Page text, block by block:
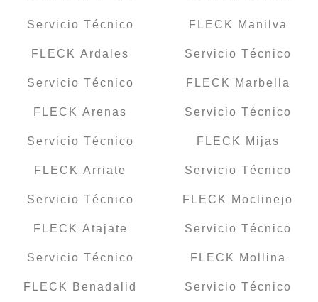
Servicio Técnico
FLECK Ardales
Servicio Técnico
FLECK Arenas
Servicio Técnico
FLECK Arriate
Servicio Técnico
FLECK Atajate
Servicio Técnico
FLECK Benadalid
FLECK Manilva
Servicio Técnico
FLECK Marbella
Servicio Técnico
FLECK Mijas
Servicio Técnico
FLECK Moclinejo
Servicio Técnico
FLECK Mollina
Servicio Técnico